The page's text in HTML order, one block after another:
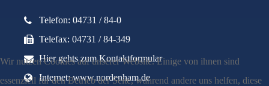
Telefon: 04731 / 84-0
Telefax: 04731 / 84-349
Hier gehts zum Kontaktformular
Internet: www.nordenham.de
Wir nutzen Cookies auf unserer Website. Einige von ihnen sind
essenziell für den Betrieb der Seite, während andere uns helfen, diese